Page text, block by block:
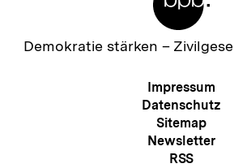
Zur
Demokratie stärken –
Meta-
Impressum
Datenschutz
Sitemap
Newsletter
RSS